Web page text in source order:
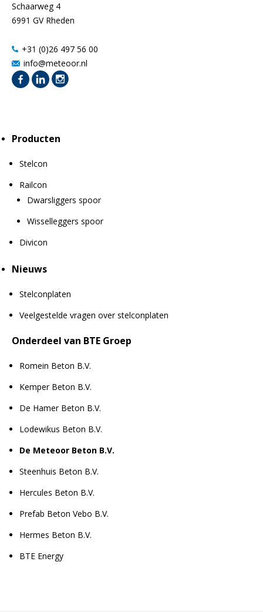
Schaarweg 4
6991 GV Rheden
+31 (0)26 497 56 00
info@meteoor.nl
Producten
Stelcon
Railcon
Dwarsliggers spoor
Wisselleggers spoor
Divicon
Nieuws
Stelconplaten
Veelgestelde vragen over stelconplaten
Onderdeel van BTE Groep
Romein Beton B.V.
Kemper Beton B.V.
De Hamer Beton B.V.
Lodewikus Beton B.V.
De Meteoor Beton B.V.
Steenhuis Beton B.V.
Hercules Beton B.V.
Prefab Beton Vebo B.V.
Hermes Beton B.V.
BTE Energy